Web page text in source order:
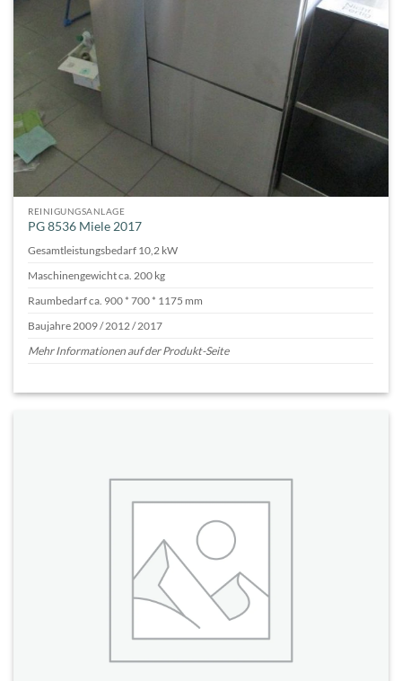
REINIGUNGSANLAGE
PG 8536 Miele 2017
Gesamtleistungsbedarf 10,2 kW
Maschinengewicht ca. 200 kg
Raumbedarf ca. 900 * 700 * 1175 mm
Baujahre 2009 / 2012 / 2017
Mehr Informationen auf der Produkt-Seite